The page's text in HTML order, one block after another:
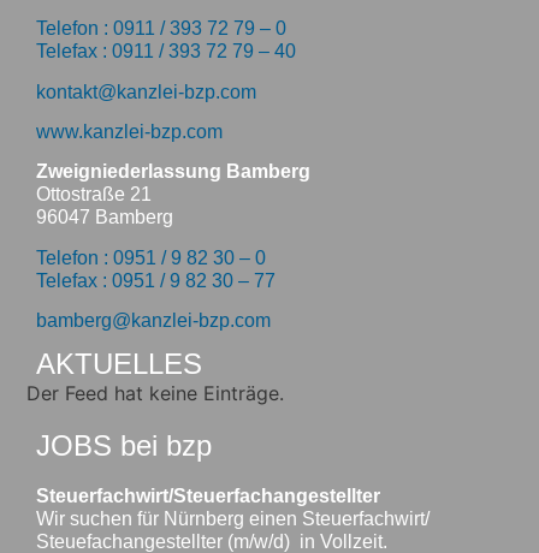
Telefon : 0911 / 393 72 79 – 0
Telefax : 0911 / 393 72 79 – 40
kontakt@kanzlei-bzp.com
www.kanzlei-bzp.com
Zweigniederlassung Bamberg
Ottostraße 21
96047 Bamberg
Telefon : 0951 / 9 82 30 – 0
Telefax : 0951 / 9 82 30 – 77
bamberg@kanzlei-bzp.com
AKTUELLES
Der Feed hat keine Einträge.
JOBS bei bzp
Steuerfachwirt/Steuerfachangestellter
Wir suchen für Nürnberg einen Steuerfachwirt/
Steuefachangestellter (m/w/d) in Vollzeit.